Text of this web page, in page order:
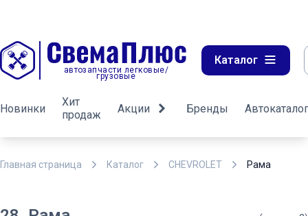
автозапчасти легковые/
грузовые
Каталог
Новинки
Хит
продаж
Акции Бренды Автокаталог
Главная страница Каталог CHEVROLET Рама